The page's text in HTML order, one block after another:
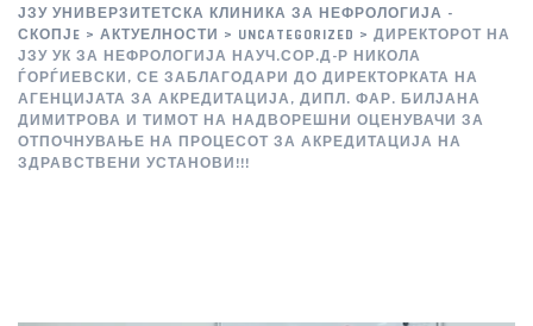
ЈЗУ УНИВЕРЗИТЕТСКА КЛИНИКА ЗА НЕФРОЛОГИЈА -
СКОПЈE > АКТУЕЛНОСТИ > UNCATEGORIZED > ДИРЕКТОРОТ НА
ЈЗУ УК ЗА НЕФРОЛОГИЈА НАУЧ.СОР.Д-Р НИКОЛА
ЃОРЃИЕВСКИ, СЕ ЗАБЛАГОДАРИ ДО ДИРЕКТОРКАТА НА
АГЕНЦИЈАТА ЗА АКРЕДИТАЦИЈА, ДИПЛ. ФАР. БИЛЈАНА
ДИМИТРОВА И ТИМОТ НА НАДВОРЕШНИ ОЦЕНУВАЧИ ЗА
ОТПОЧНУВАЊЕ НА ПРОЦЕСОТ ЗА АКРЕДИТАЦИЈА НА
ЗДРАВСТВЕНИ УСТАНОВИ!!!